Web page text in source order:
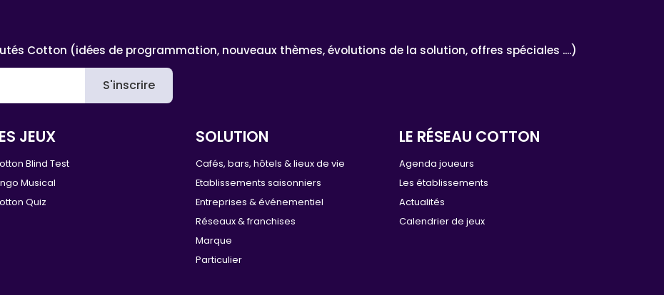
Cotton (idées de programmation, nouveaux thèmes, évolutions de la solution, offres spéciales ....)
S'inscrire
JEUX
Blind Test
Musical
Quiz
SOLUTION
Cafés, bars, hôtels & lieux de vie
Etablissements saisonniers
Entreprises & événementiel
Réseaux & franchises
Marque
Particulier
LE RÉSEAU COTTON
Agenda joueurs
Les établissements
Actualités
Calendrier de jeux